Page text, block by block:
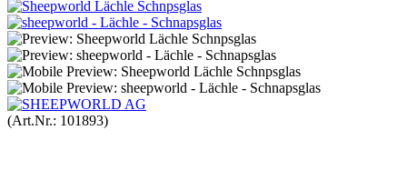
(Art.Nr.: 101893)